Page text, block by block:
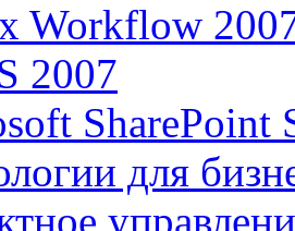
Workflow
2007
SharePoint
для